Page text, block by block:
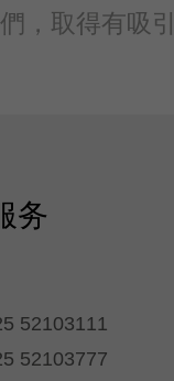
，取得有吸
务
52103111
52103777